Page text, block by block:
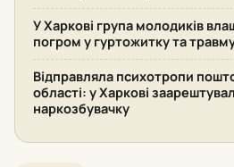
У Харкові група молодиків
погром у гуртожитку та
Відправляла психотропи
області: у Харкові
наркозбувачку